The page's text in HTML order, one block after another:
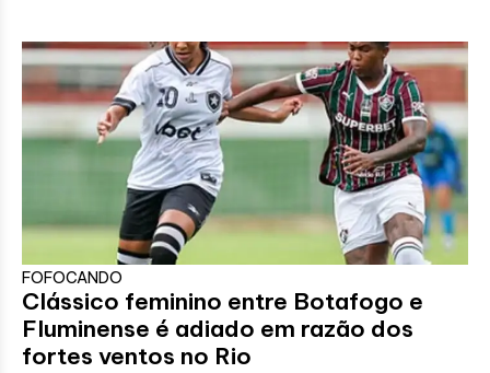
FOFOCANDO
Clássico feminino entre Botafogo e
Fluminense é adiado em razão dos
fortes ventos no Rio